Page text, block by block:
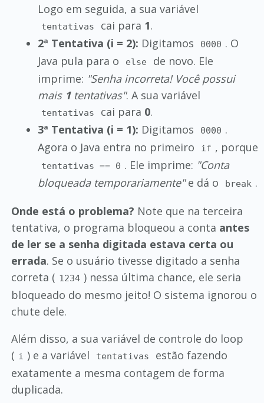
Logo em seguida, a sua variável
tentativas cai para 1.
2ª Tentativa (i = 2): Digitamos 0000 . O
Java pula para o
else
de novo. Ele
imprime: "Senha incorreta! Você possui
mais 1tentativas". A sua variável
tentativas cai para 0.
3ª Tentativa (i = 1): Digitamos 0000 .
Agora o Java entra no primeiro
if , porque
tentativas == 0 . Ele imprime: "Conta
bloqueada temporariamente"e dá o break .
Onde está o problema? Note que na terceira
tentativa, o programa bloqueou a conta antes
de ler se a senha digitada estava certa ou
errada. Se o usuário tivesse digitado a senha
correta ( 1234 ) nessa última chance, ele seria
bloqueado do mesmo jeito! O sistema ignorou o
chute dele.
Além disso, a sua variável de controle do loop
( i ) e a variável tentativas
estão fazendo
exatamente a mesma contagem de forma
duplicada.